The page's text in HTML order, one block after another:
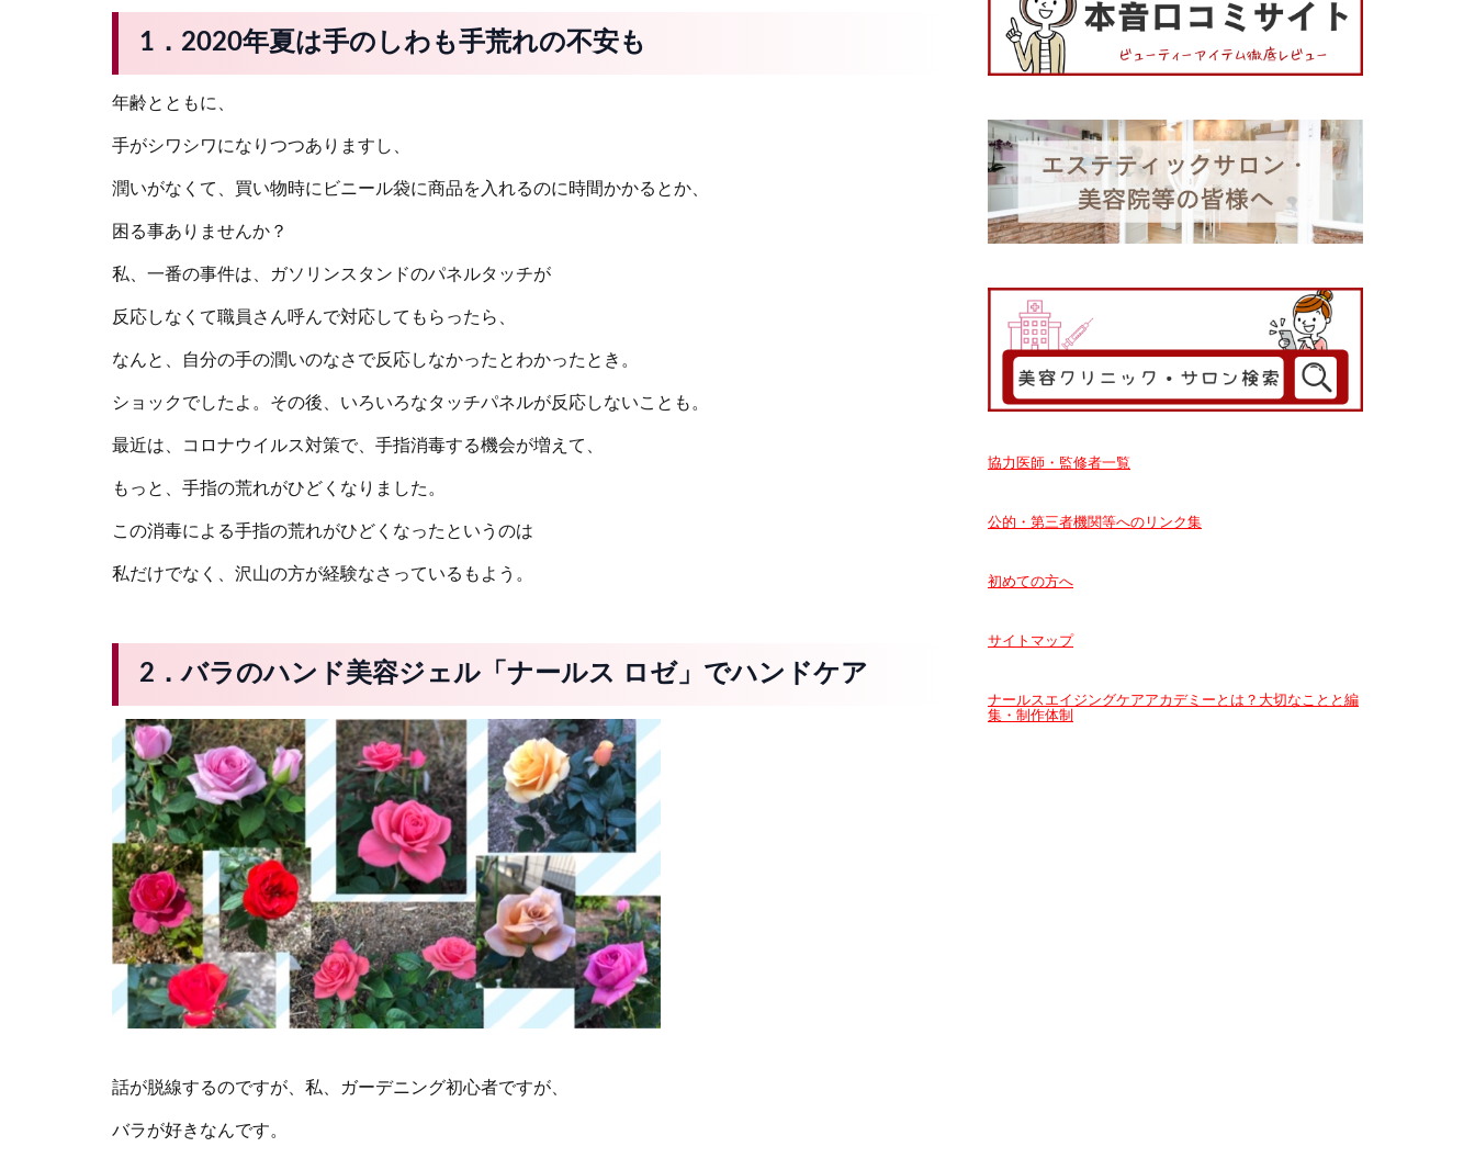
1．2020年夏は手のしわも手荒れの不安も
年齢とともに、
手がシワシワになりつつありますし、
潤いがなくて、買い物時にビニール袋に商品を入れるのに時間かかるとか、
困る事ありませんか？
私、一番の事件は、ガソリンスタンドのパネルタッチが
反応しなくて職員さん呼んで対応してもらったら、
なんと、自分の手の潤いのなさで反応しなかったとわかったとき。
ショックでしたよ。その後、いろいろなタッチパネルが反応しないことも。
最近は、コロナウイルス対策で、手指消毒する機会が増えて、
もっと、手指の荒れがひどくなりました。
この消毒による手指の荒れがひどくなったというのは
私だけでなく、沢山の方が経験なさっているもよう。
2．バラのハンド美容ジェル「ナールス ロゼ」でハンドケア
話が脱線するのですが、私、ガーデニング初心者ですが、
バラが好きなんです。
協力医師・監修者一覧
公的・第三者機関等へのリンク集
初めての方へ
サイトマップ
ナールスエイジングケアアカデミーとは？大切なことと編
集・制作体制